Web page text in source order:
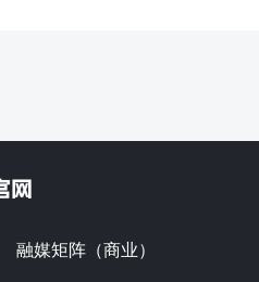
融媒矩阵（商业）